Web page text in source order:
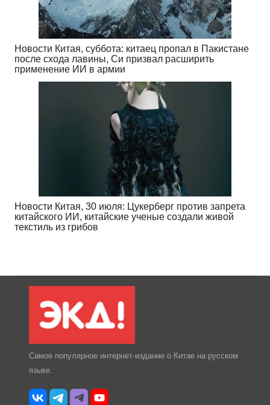
Новости Китая, суббота: китаец пропал в Пакистане
после схода лавины, Си призвал расширить
применение ИИ в армии
Новости Китая, 30 июля: Цукерберг против запрета
китайского ИИ, китайские ученые создали живой
текстиль из грибов
Самое популярное интернет-издание о Китае на русском
языке.